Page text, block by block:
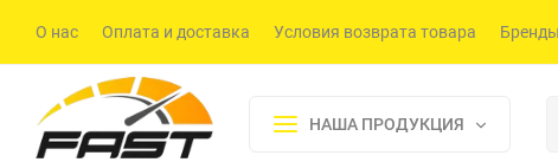
О нас Оплата и доставка Условия возврата товара Бренды
НАША ПРОДУКЦИЯ